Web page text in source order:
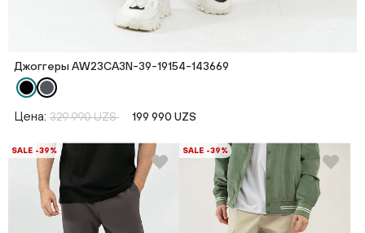
Джоггеры AW23CA3N-39-19154-143669
Цена: 329 990 UZS 199 990 UZS
SALE -39% SALE -39%